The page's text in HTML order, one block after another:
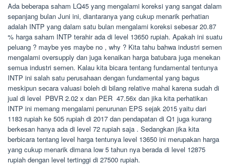
Ada beberapa saham LQ45 yang mengalami koreksi yang sangat dalam
sepanjang bulan Juni ini, diantaranya yang cukup menarik perhatian
adalah INTP yang dalam satu bulan mengalami koreksi sebesar 20.87
% harga saham INTP terahir ada di level 13650 rupiah. Apakah ini suatu
peluang ? maybe yes maybe no , why ? Kita tahu bahwa industri semen
mengalami oversupply dan juga kenaikan harga batubara juga menekan
semua industri semen. Kalau kita bicara tentang fundamental tentunya
INTP ini salah satu perusahaan dengan fundamental yang bagus
meskipun secara valuasi boleh di bilang relative mahal karena sudah di
jual di level PBVR 2.02 x dan PER 47.56x dan jika kita perhatikan
INTP ini memang mengalami penurunan EPS sejak 2015 yaitu dari
1183 rupiah ke 505 rupiah di 2017 dan pendapatan di Q1 juga kurang
berkesan hanya ada di level 72 rupiah saja . Sedangkan jika kita
berbicara tentang level harga tentunya level 13650 ini merupakan harga
yang cukup menarik dimana low 5 tahun nya berada di level 12875
rupiah dengan level tertinggi di 27500 rupiah.